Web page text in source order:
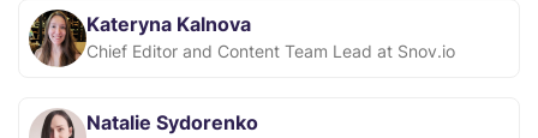
Kateryna Kalnova
Chief Editor and Content Team Lead at Snov.io
Natalie Sydorenko